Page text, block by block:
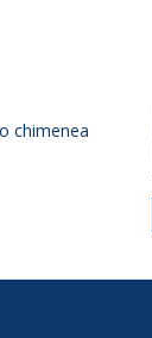
chimenea